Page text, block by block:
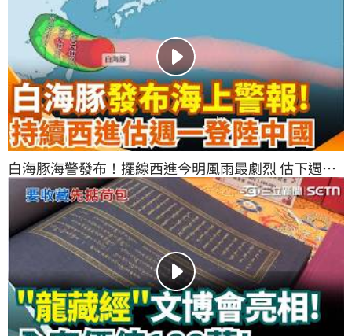
白海豚海警發布！擺線西進今明風雨最劇烈 估下週一
登陸中國｜三立新聞網 SETN.com